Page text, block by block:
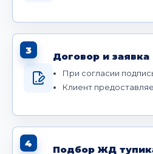
3
Договор и заявка
При согласии
Клиент
4
Подбор ЖД